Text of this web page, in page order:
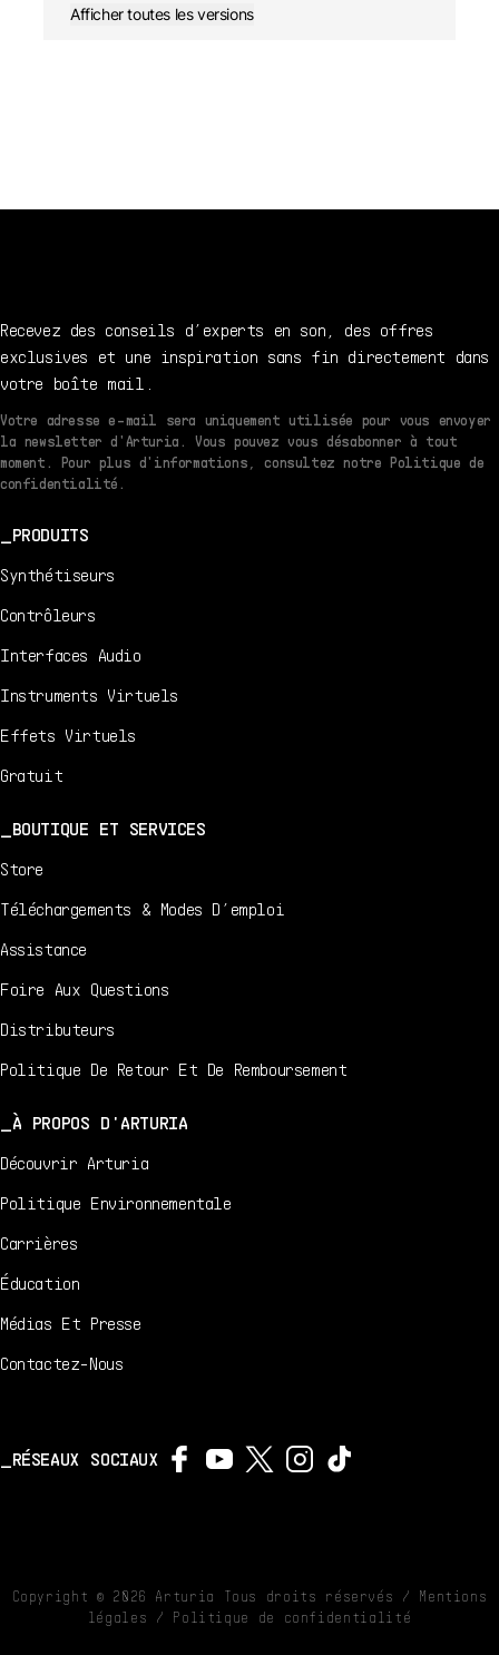
utilisateur
Afficher toutes les versions
Recevez des conseils d’experts en son, des offres
exclusives et une inspiration sans fin directement dans
votre boîte mail.
Votre adresse e-mail sera uniquement utilisée pour vous envoyer
la newsletter d'Arturia. Vous pouvez vous désabonner à tout
moment. Pour plus d'informations, consultez notre Politique de
confidentialité.
PRODUITS
Synthétiseurs
Contrôleurs
Interfaces Audio
Instruments Virtuels
Effets Virtuels
Gratuit
BOUTIQUE ET SERVICES
Store
Téléchargements & Modes D’emploi
Assistance
Foire Aux Questions
Distributeurs
Politique De Retour Et De Remboursement
À PROPOS D'ARTURIA
Découvrir Arturia
Politique Environnementale
Carrières
Éducation
Médias Et Presse
Contactez-Nous
RÉSEAUX SOCIAUX
Copyright © 2026 Arturia Tous droits réservés / Mentions
légales / Politique de confidentialité